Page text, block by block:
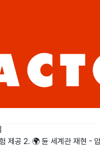
제공 2. 🌍 듄 세계관 재현